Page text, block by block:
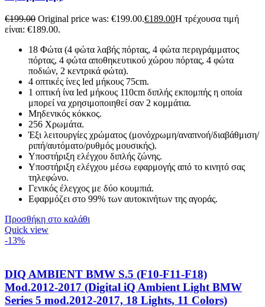
€199.00 Original price was: €199.00.€189.00Η τρέχουσα τιμή
είναι: €189.00.
18 Φώτα (4 φώτα λαβής πόρτας, 4 φώτα περιγράμματος
πόρτας, 4 φώτα αποθηκευτικού χώρου πόρτας, 4 φώτα
ποδιών, 2 κεντρικά φώτα).
4 οπτικές ίνες led μήκους 75cm.
1 οπτική ίνα led μήκους 110cm διπλής εκπομπής η οποία
μπορεί να χρησιμοποιηθεί σαν 2 κομμάτια.
Μηδενικός κόκκος.
256 Χρωμάτα.
Έξι λειτουργίες χρώματος (μονόχρωμη/αναπνοή/διαβάθμιση/
ριπή/αυτόματο/ρυθμός μουσικής).
Υποστήριξη ελέγχου διπλής ζώνης.
Υποστήριξη ελέγχου μέσω εφαρμογής από το κινητό σας
τηλεφώνο.
Γενικός έλεγχος με δύο κουμπιά.
Εφαρμόζει στο 99% των αυτοκινήτων της αγοράς.
Προσθήκη στο καλάθι
Quick view
-13%
DIQ AMBIENT BMW S.5 (F10-F11-F18)
Mod.2012-2017 (Digital iQ Ambient Light BMW
Series 5 mod.2012-2017, 18 Lights, 11 Colors)